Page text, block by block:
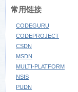
常用链接
CODEGURU
CODEPROJECT
CSDN
MSDN
MULTI-PLATFORM
NSIS
PUDN